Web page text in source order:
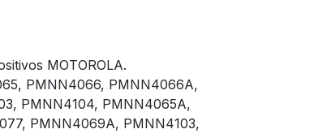
MOTOROLA.
PMNN4066, PMNN4066A,
PMNN4104, PMNN4065A,
PMNN4069A, PMNN4103,